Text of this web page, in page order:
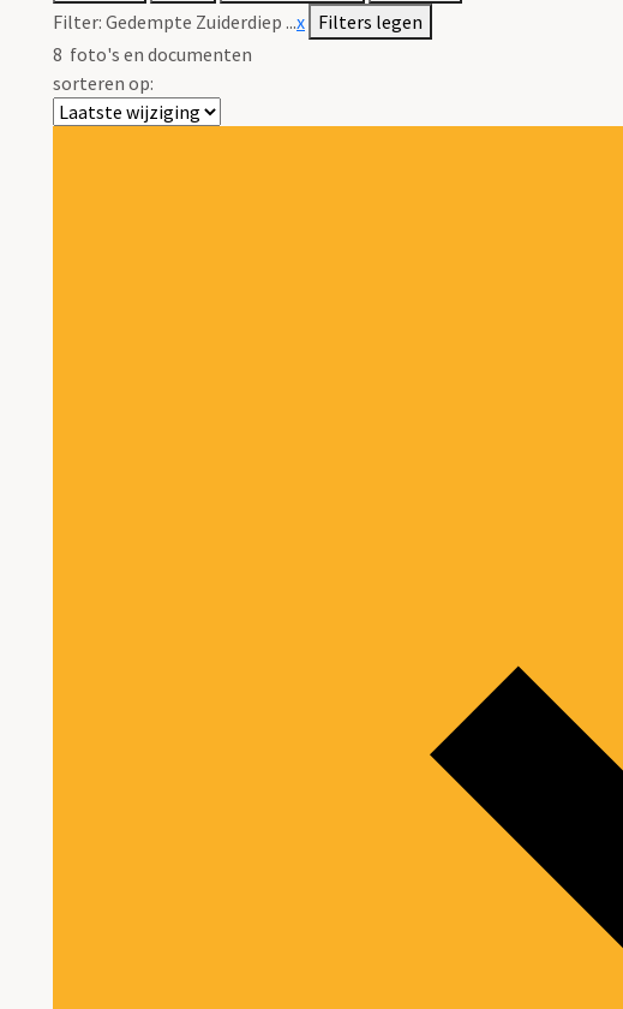
Filter: Gedempte Zuiderdiep ...x Filters legen
8 foto's en documenten
sorteren op: